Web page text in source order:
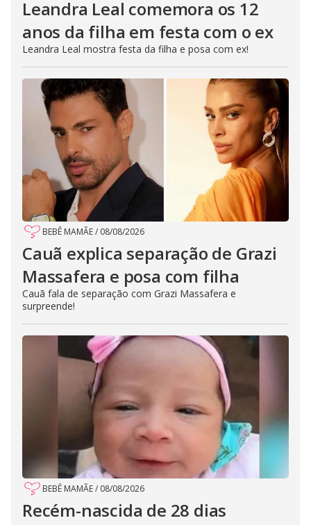
Leandra Leal comemora os 12
anos da filha em festa com o ex
Leandra Leal mostra festa da filha e posa com ex!
BEBÊ MAMÃE/ 08/08/2026
Cauã explica separação de Grazi
Massafera e posa com filha
Cauã fala de separação com Grazi Massafera e
surpreende!
BEBÊ MAMÃE/ 08/08/2026
Recém-nascida de 28 dias